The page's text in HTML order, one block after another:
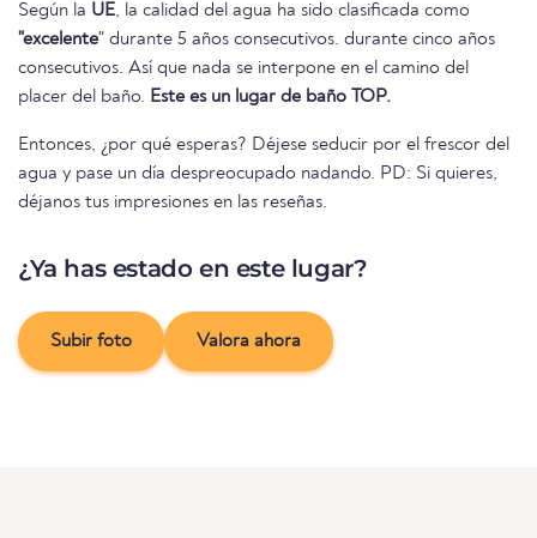
Según la UE, la calidad del agua ha sido clasificada como
"excelente" durante 5 años consecutivos. durante cinco años
consecutivos. Así que nada se interpone en el camino del
placer del baño. Este es un lugar de baño TOP.
Entonces, ¿por qué esperas? Déjese seducir por el frescor del
agua y pase un día despreocupado nadando. PD: Si quieres,
déjanos tus impresiones en las reseñas.
¿Ya has estado en este lugar?
Subir foto Valora ahora